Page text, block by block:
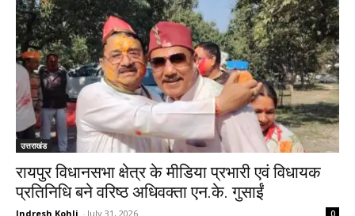
उत्तराखंड
रायपुर विधानसभा क्षेत्र के मीडिया प्रभारी एवं विधायक
प्रतिनिधि बने वरिष्ठ अधिवक्ता एन.के. गुसाईं
Indresh Kohli - July 31, 2026 0